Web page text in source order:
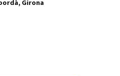
Girona